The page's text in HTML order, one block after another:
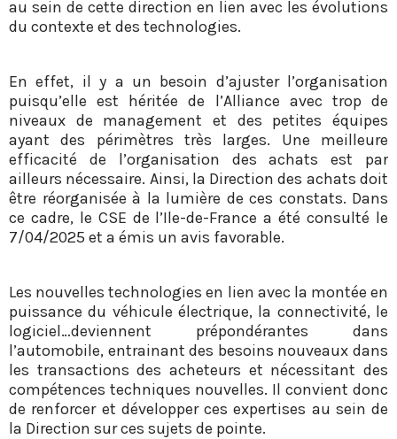
au sein de cette direction en lien avec les évolutions
du contexte et des technologies.
En effet, il y a un besoin d’ajuster l’organisation
puisqu’elle est héritée de l’Alliance avec trop de
niveaux de management et des petites équipes
ayant des périmètres très larges. Une meilleure
efficacité de l’organisation des achats est par
ailleurs nécessaire. Ainsi, la Direction des achats doit
être réorganisée à la lumière de ces constats. Dans
ce cadre, le CSE de l’Ile-de-France a été consulté le
7/04/2025 et a émis un avis favorable.
Les nouvelles technologies en lien avec la montée en
puissance du véhicule électrique, la connectivité, le
logiciel…deviennent prépondérantes dans
l’automobile, entrainant des besoins nouveaux dans
les transactions des acheteurs et nécessitant des
compétences techniques nouvelles. Il convient donc
de renforcer et développer ces expertises au sein de
la Direction sur ces sujets de pointe.